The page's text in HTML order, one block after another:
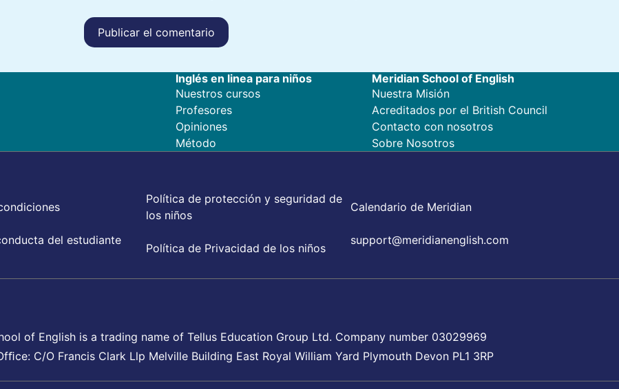
Inglés en linea para niños
Nuestros cursos
Profesores
Opiniones
Método
Meridian School of English
Nuestra Misión
Acreditados por el British Council
Contacto con nosotros
Sobre Nosotros
del estudiante
Política de protección y seguridad de
los niños
Política de Privacidad de los niños
Calendario de Meridian
support@meridianenglish.com
of English is a trading name of Tellus Education Group Ltd. Company number 03029969
C/O Francis Clark Llp Melville Building East Royal William Yard Plymouth Devon PL1 3RP